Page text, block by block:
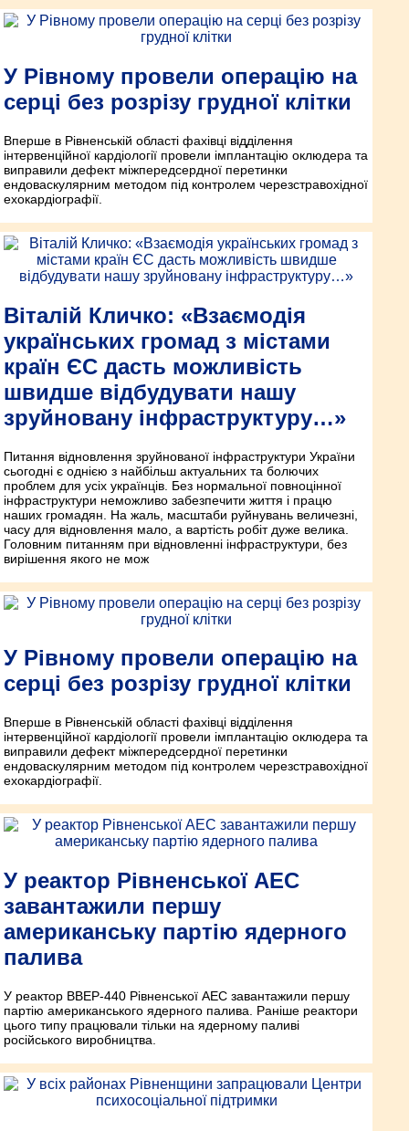
У Рівному провели операцію на
серці без розрізу грудної клітки
Вперше в Рівненській області фахівці відділення
інтервенційної кардіології провели імплантацію оклюдера та
виправили дефект міжпередсердної перетинки
ендоваскулярним методом під контро­лем черезстравохідної
ехокардіографії.
Віталій Кличко: «Взаємодія
українських громад з містами
країн ЄС дасть можливість
швидше відбудувати нашу
зруйновану інфраструктуру…»
Питання відновлення зруйнованої інфраструктури України
сьогодні є однією з найбільш актуальних та болючих
проблем для усіх українців. Без нормальної повноцінної
інфраструктури неможливо забезпечити життя і працю
наших громадян. На жаль, масштаби руйнувань величезні,
часу для відновлення мало, а вартість робіт дуже велика.
Головним питанням при відновленні інфраструктури, без
вирішення якого не мож
У Рівному провели операцію на
серці без розрізу грудної клітки
Вперше в Рівненській області фахівці відділення
інтервенційної кардіології провели імплантацію оклюдера та
виправили дефект міжпередсердної перетинки
ендоваскулярним методом під контро­лем черезстравохідної
ехокардіографії.
У реактор Рівненської АЕС
завантажили першу
американську партію ядерного
палива
У реактор ВВЕР-440 Рівненської АЕС завантажили першу
партію американського ядерного палива. Раніше реактори
цього типу працювали тільки на ядерному паливі
російського виробництва.